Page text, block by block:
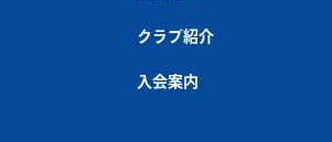
クラブ紹介
入会案内